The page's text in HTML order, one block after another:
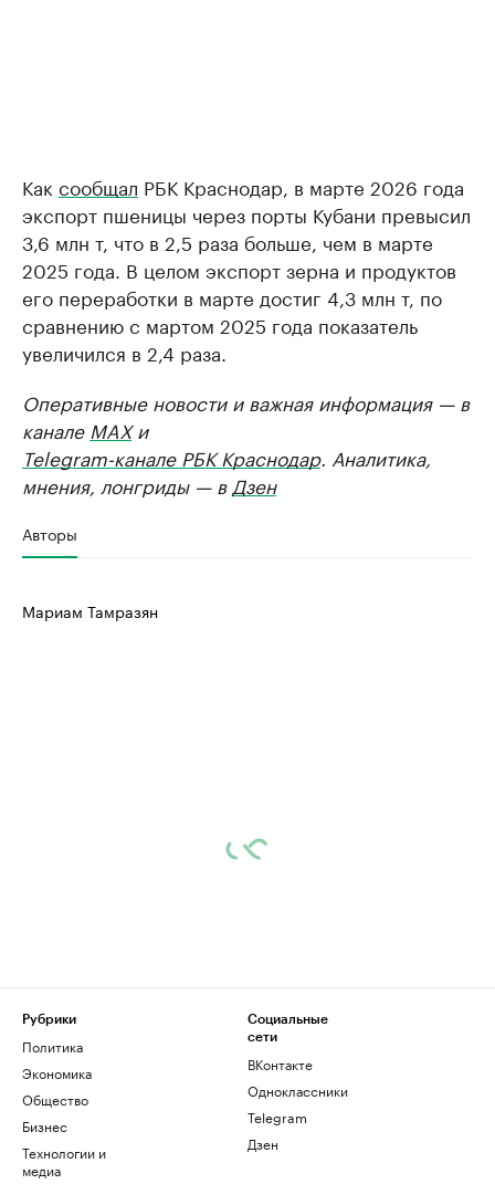
Как сообщал РБК Краснодар, в марте 2026 года
экспорт пшеницы через порты Кубани превысил
3,6 млн т, что в 2,5 раза больше, чем в марте
2025 года. В целом экспорт зерна и продуктов
его переработки в марте достиг 4,3 млн т, по
сравнению с мартом 2025 года показатель
увеличился в 2,4 раза.
Оперативные новости и важная информация — в
канале MAXи
Telegram-канале РБК Краснодар. Аналитика,
мнения, лонгриды — в Дзен
Авторы
Мариам Тамразян
Рубрики
Политика
Экономика
Общество
Бизнес
Технологии и
медиа
Социальные
сети
ВКонтакте
Одноклассники
Telegram
Дзен